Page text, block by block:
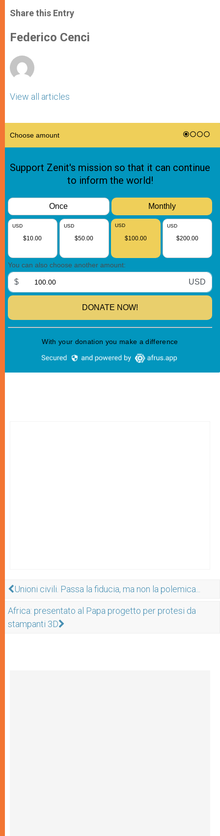
t
s
p
p
s
e
g
e
e
b
o
k
r
Share this Entry
Federico Cenci
View all articles
Unioni civili. Passa la fiducia, ma non la polemica...
Africa: presentato al Papa progetto per protesi da
stampanti 3D